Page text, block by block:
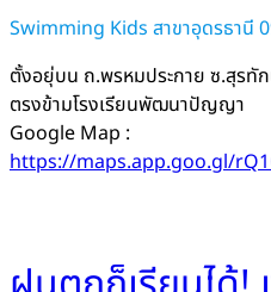
Swimming Kids สาขาอุดรธานี
ตั้งอยุ่บน ถ.พรหมประกาย ซ.สุรทั
ตรงข้ามโรงเรียนพัฒนาปัญญา
Google Map :
https://maps.app.goo.gl/